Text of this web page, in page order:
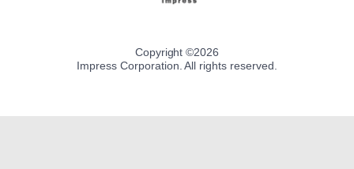
Copyright ©2026
Impress Corporation. All rights reserved.